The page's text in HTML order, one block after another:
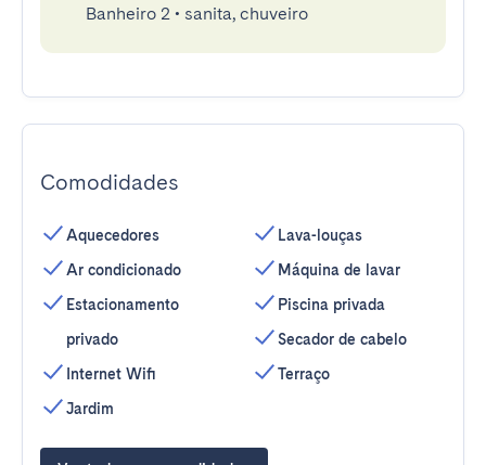
Banheiro 2 • sanita, chuveiro
Comodidades
Aquecedores
Ar condicionado
Estacionamento
privado
Internet Wifi
Jardim
Lava-louças
Máquina de lavar
Piscina privada
Secador de cabelo
Terraço